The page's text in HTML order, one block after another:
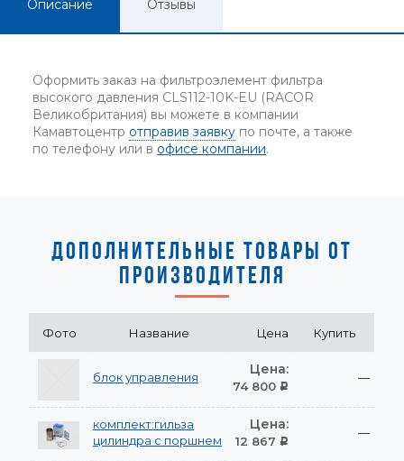
Описание Отзывы
Оформить заказ на фильтроэлемент фильтра
высокого давления CLS112-10K-EU (RACOR
Великобритания) вы можете в компании
Камавтоцентр отправив заявку по почте, а также
по телефону или в офисе компании.
ДОПОЛНИТЕЛЬНЫЕ ТОВАРЫ ОТ
ПРОИЗВОДИТЕЛЯ
Фото Название Цена Купить
блок управления Цена:
74 800 Р
—
комплект:гильза
цилиндра с поршнем
Цена:
12 867 Р
—